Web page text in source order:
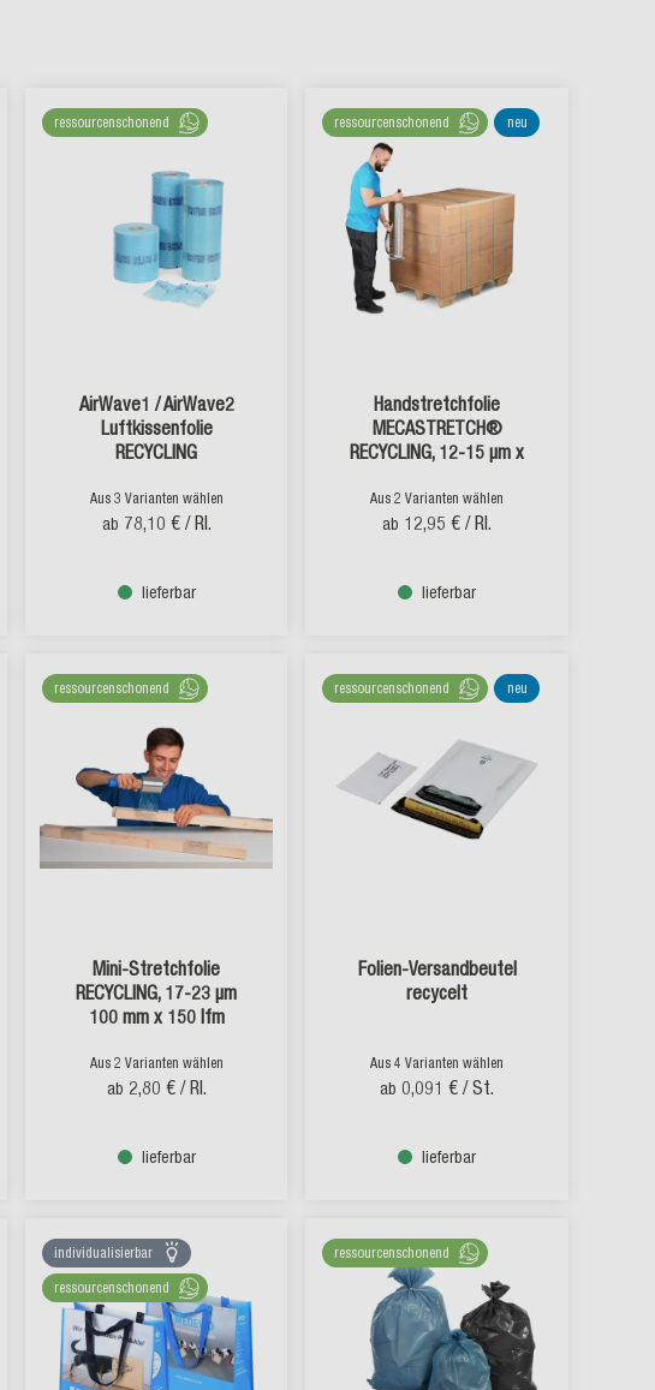
ressourcenschonend
AirWave1 / AirWave2
Luftkissenfolie
RECYCLING
Aus 3 Varianten wählen
ab 78,10 € / Rl.
lieferbar
ressourcenschonend neu
Handstretchfolie
MECASTRETCH®
RECYCLING, 12-15 µm x
Aus 2 Varianten wählen
ab 12,95 € / Rl.
lieferbar
ressourcenschonend
Mini-Stretchfolie
RECYCLING, 17-23 µm
100 mm x 150 lfm
Aus 2 Varianten wählen
ab 2,80 € / Rl.
lieferbar
ressourcenschonend neu
Folien-Versandbeutel
recycelt
Aus 4 Varianten wählen
ab 0,091 € / St.
lieferbar
individualisierbar
ressourcenschonend
ressourcenschonend